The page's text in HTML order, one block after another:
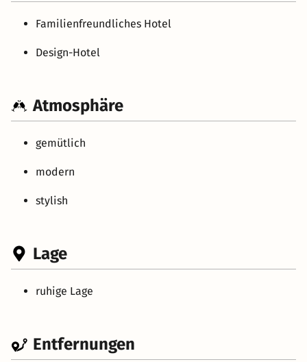
Familienfreundliches Hotel
Design-Hotel
Atmosphäre
gemütlich
modern
stylish
Lage
ruhige Lage
Entfernungen